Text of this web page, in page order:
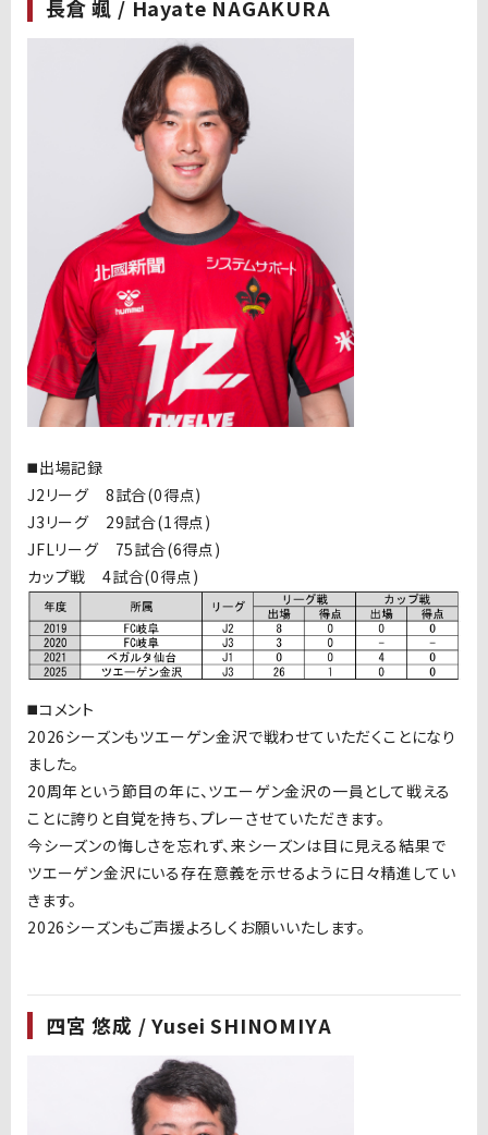
長倉 颯 / Hayate NAGAKURA
◼️出場記録
J2リーグ 8試合(0得点)
J3リーグ 29試合(1得点)
JFLリーグ 75試合(6得点)
カップ戦 4試合(0得点)
◼️コメント
2026シーズンもツエーゲン金沢で戦わせていただくことになり
ました。
20周年という節目の年に、ツエーゲン金沢の一員として戦える
ことに誇りと自覚を持ち、プレーさせていただきます。
今シーズンの悔しさを忘れず、来シーズンは目に見える結果で
ツエーゲン金沢にいる存在意義を示せるように日々精進してい
きます。
2026シーズンもご声援よろしくお願いいたします。
四宮 悠成 / Yusei SHINOMIYA